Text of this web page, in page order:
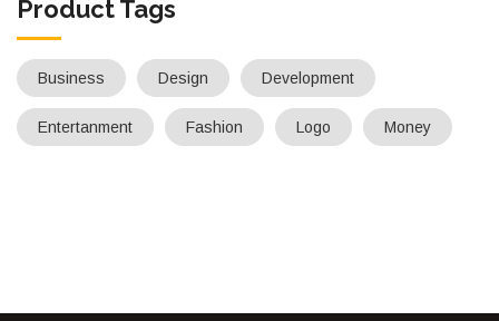
Product Tags
Business Design Development
Entertanment Fashion Logo Money